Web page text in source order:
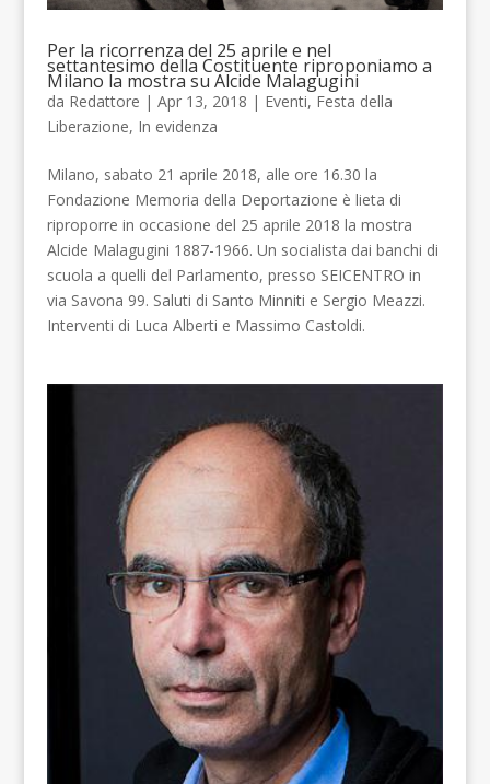
Per la ricorrenza del 25 aprile e nel
settantesimo della Costituente riproponiamo a
Milano la mostra su Alcide Malagugini
da Redattore | Apr 13, 2018 | Eventi, Festa della
Liberazione, In evidenza
Milano, sabato 21 aprile 2018, alle ore 16.30 la
Fondazione Memoria della Deportazione è lieta di
riproporre in occasione del 25 aprile 2018 la mostra
Alcide Malagugini 1887-1966. Un socialista dai banchi di
scuola a quelli del Parlamento, presso SEICENTRO in
via Savona 99. Saluti di Santo Minniti e Sergio Meazzi.
Interventi di Luca Alberti e Massimo Castoldi.